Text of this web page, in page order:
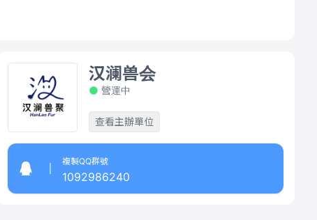
汉澜兽会
營運中
查看主辦單位
複製QQ群號
1092986240